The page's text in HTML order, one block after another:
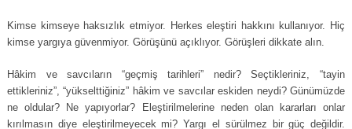
Kimse kimseye haksızlık etmiyor. Herkes eleştiri hakkını kullanıyor. Hiç
kimse yargıya güvenmiyor. Görüşünü açıklıyor. Görüşleri dikkate alın.
Hâkim ve savcıların “geçmiş tarihleri” nedir? Seçtikleriniz, “tayin
ettikleriniz”, “yükselttiğiniz” hâkim ve savcılar eskiden neydi? Günümüzde
ne oldular? Ne yapıyorlar? Eleştirilmelerine neden olan kararları onlar
kırılmasın diye eleştirilmeyecek mi? Yargı el sürülmez bir güç değildir.